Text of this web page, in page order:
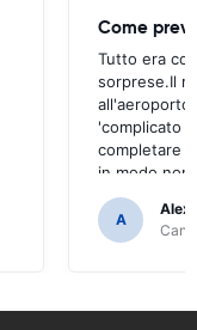
Come
Tutto era
sorprese.Il
all'aeroporto
'complicato
completare
in modo
A
Alex